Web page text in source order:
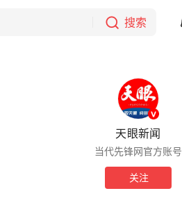
搜索
天眼新闻
当代先锋网官方账号
关注